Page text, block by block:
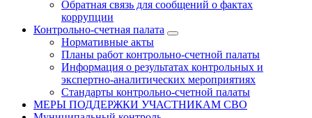
Обратная связь для сообщений о фактах
коррупции
Контрольно-счетная палата
Нормативные акты
Планы работ контрольно-счетной палаты
Информация о результатах контрольных и
экспертно-аналитических мероприятиях
Стандарты контрольно-счетной палаты
МЕРЫ ПОДДЕРЖКИ УЧАСТНИКАМ СВО